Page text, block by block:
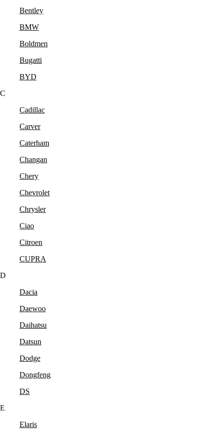
Bentley
BMW
Boldmen
Bugatti
BYD
C
Cadillac
Carver
Caterham
Changan
Chery
Chevrolet
Chrysler
Ciao
Citroen
CUPRA
D
Dacia
Daewoo
Daihatsu
Datsun
Dodge
Dongfeng
DS
E
Elaris